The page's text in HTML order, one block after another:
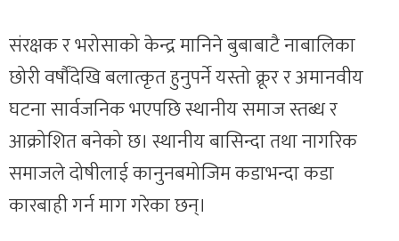
संरक्षक र भरोसाको केन्द्र मानिने बुबाबाटै नाबालिका
छोरी वर्षौंदेखि बलात्कृत हुनुपर्ने यस्तो क्रूर र अमानवीय
घटना सार्वजनिक भएपछि स्थानीय समाज स्तब्ध र
आक्रोशित बनेको छ। स्थानीय बासिन्दा तथा नागरिक
समाजले दोषीलाई कानुनबमोजिम कडाभन्दा कडा
कारबाही गर्न माग गरेका छन्।